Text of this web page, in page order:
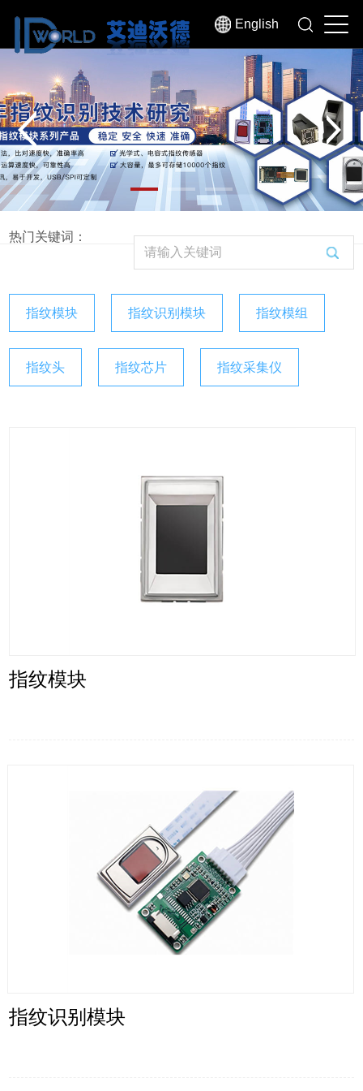
English
热门关键词：
指纹模块 指纹识别模块 指纹模组
指纹头 指纹芯片 指纹采集仪
指纹模块
指纹识别模块